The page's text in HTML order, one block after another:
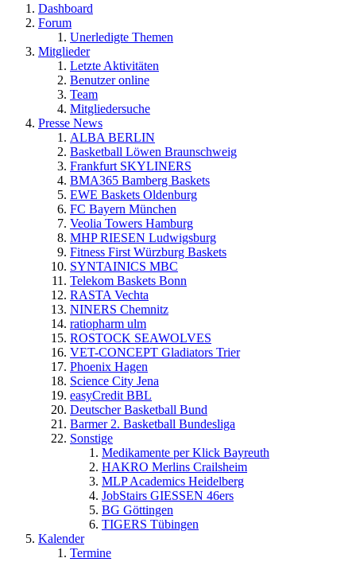
Dashboard
Forum
Unerledigte Themen
Mitglieder
Letzte Aktivitäten
Benutzer online
Team
Mitgliedersuche
Presse News
ALBA BERLIN
Basketball Löwen Braunschweig
Frankfurt SKYLINERS
BMA365 Bamberg Baskets
EWE Baskets Oldenburg
FC Bayern München
Veolia Towers Hamburg
MHP RIESEN Ludwigsburg
Fitness First Würzburg Baskets
SYNTAINICS MBC
Telekom Baskets Bonn
RASTA Vechta
NINERS Chemnitz
ratiopharm ulm
ROSTOCK SEAWOLVES
VET-CONCEPT Gladiators Trier
Phoenix Hagen
Science City Jena
easyCredit BBL
Deutscher Basketball Bund
Barmer 2. Basketball Bundesliga
Sonstige
Medikamente per Klick Bayreuth
HAKRO Merlins Crailsheim
MLP Academics Heidelberg
JobStairs GIESSEN 46ers
BG Göttingen
TIGERS Tübingen
Kalender
Termine